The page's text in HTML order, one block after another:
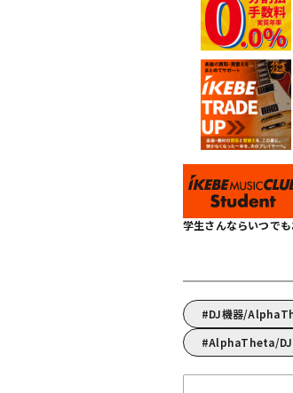
学生さんならいつで
DJ機器/
AlphaTheta/DJ